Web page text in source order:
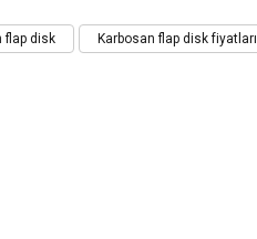
flap disk Karbosan flap disk fiyatları